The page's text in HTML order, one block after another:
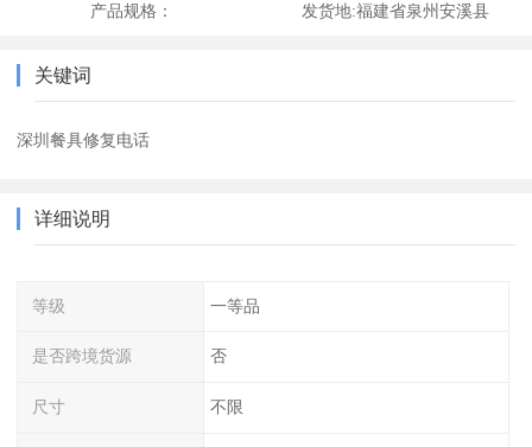
产品规格： 发货地:福建省泉州安溪县
关键词
深圳餐具修复电话
详细说明
等级 一等品
是否跨境货源 否
尺寸 不限